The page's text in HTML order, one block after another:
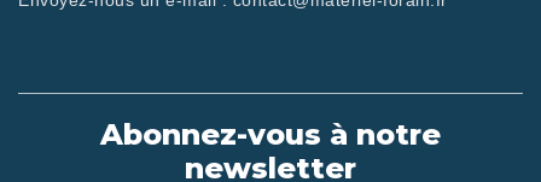
Abonnez-vous à notre
newsletter